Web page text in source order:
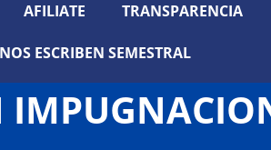
AFILIATE TRANSPARENCIA
ESCRIBEN SEMESTRAL